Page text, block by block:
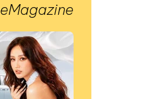
eMagazine